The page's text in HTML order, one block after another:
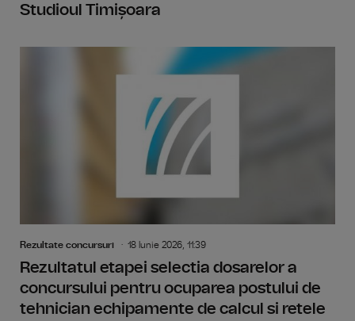
Studioul Timișoara
Rezultate concursuri 18 Iunie 2026, 11:39
Rezultatul etapei selectia dosarelor a
concursului pentru ocuparea postului de
tehnician echipamente de calcul si retele